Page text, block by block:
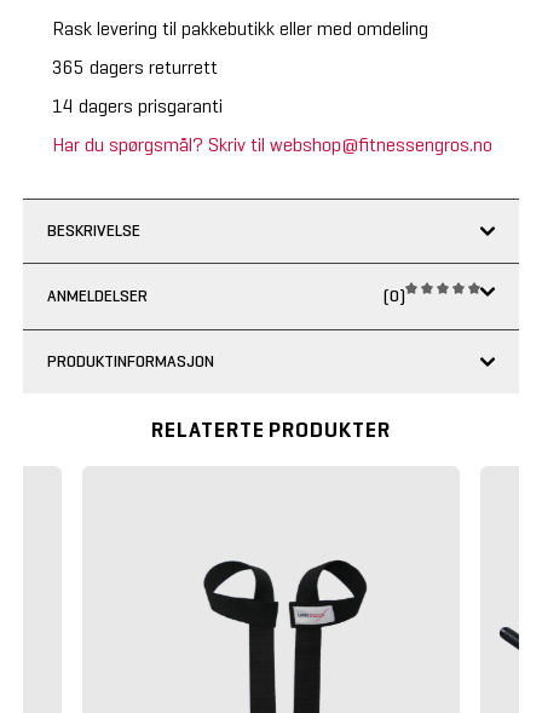
Rask levering til pakkebutikk eller med omdeling
365 dagers returrett
14 dagers prisgaranti
Har du spørgsmål? Skriv til webshop@fitnessengros.no
BESKRIVELSE
ANMELDELSER (0)
PRODUKTINFORMASJON
RELATERTE PRODUKTER